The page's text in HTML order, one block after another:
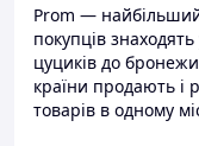
Prom —
покупців
цуциків до
країни продають і
товарів в одному